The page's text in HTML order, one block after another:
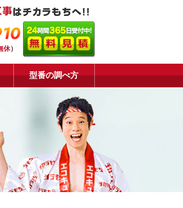
休）
型番の調べ方